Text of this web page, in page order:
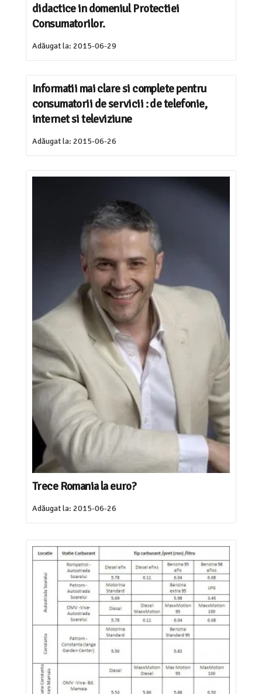
didactice in domeniul Protectiei
Consumatorilor.
Adăugat la: 2015-06-29
Informatii mai clare si complete pentru
consumatorii de servicii : de telefonie,
internet si televiziune
Adăugat la: 2015-06-26
Trece Romania la euro?
Adăugat la: 2015-06-26